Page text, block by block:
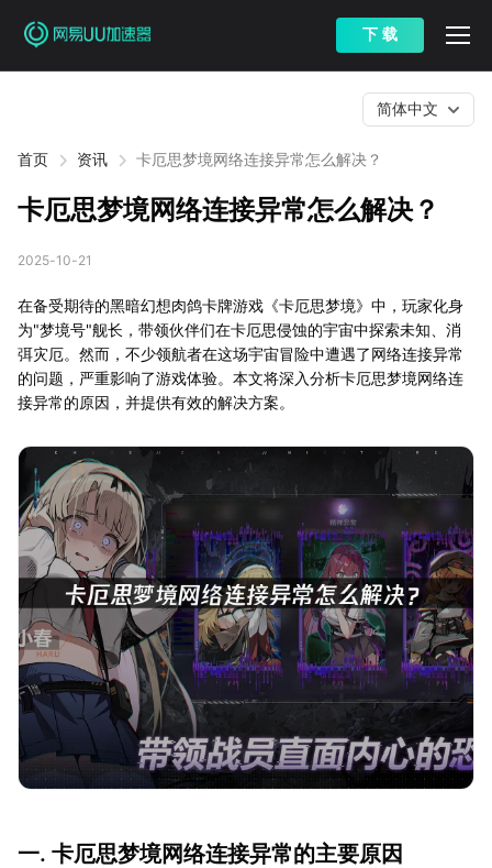
下 载
首页 资讯 卡厄思梦境网络连接异常怎么解决？
简体中文
卡厄思梦境网络连接异常怎么解决？
2025-10-21
在备受期待的黑暗幻想肉鸽卡牌游戏《卡厄思梦境》中，玩家化身
为"梦境号"舰长，带领伙伴们在卡厄思侵蚀的宇宙中探索未知、消
弭灾厄。然而，不少领航者在这场宇宙冒险中遭遇了网络连接异常
的问题，严重影响了游戏体验。本文将深入分析卡厄思梦境网络连
接异常的原因，并提供有效的解决方案。
一. 卡厄思梦境网络连接异常的主要原因